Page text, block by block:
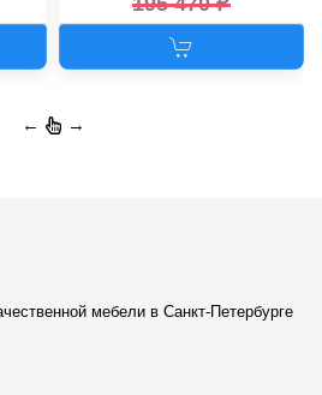
← →
мебели в Санкт-Петербурге